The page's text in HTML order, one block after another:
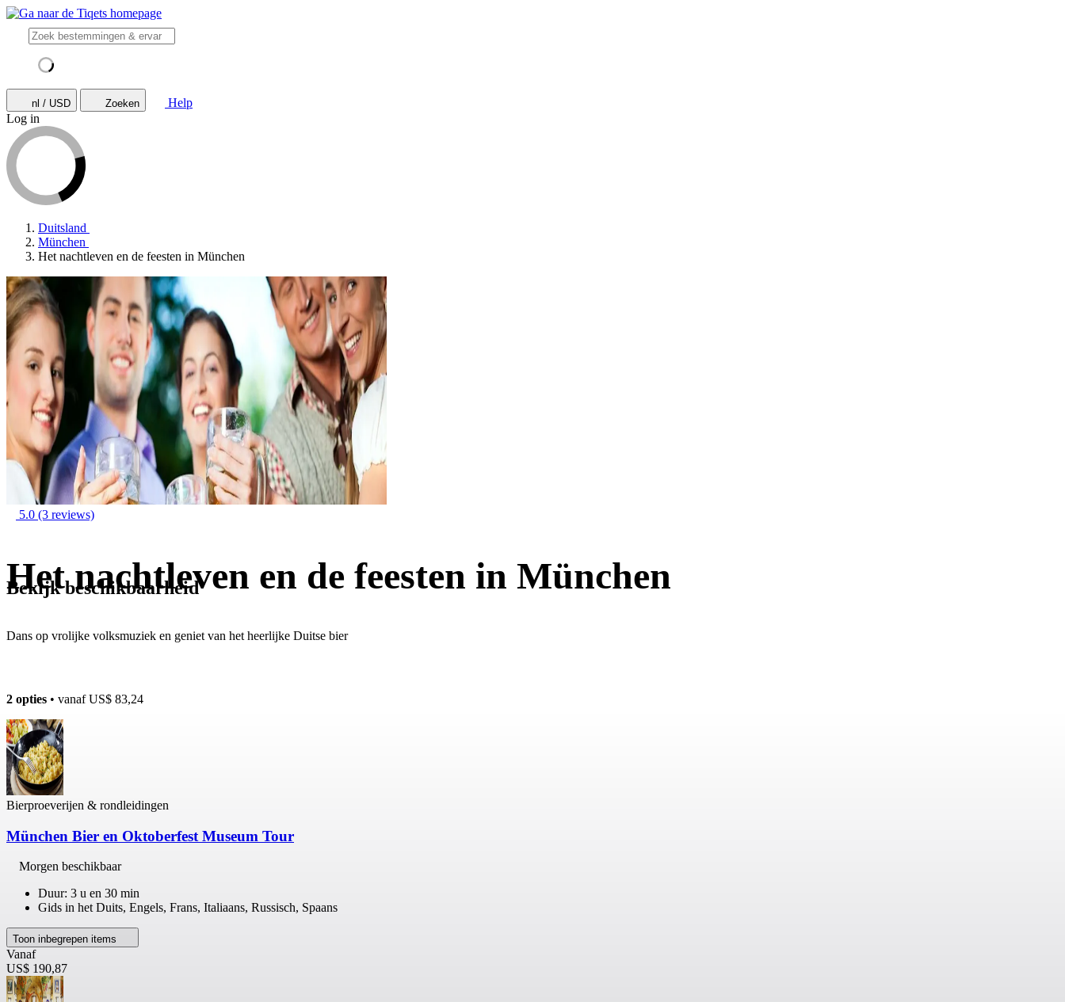
nl / USD Zoeken
Help
Log in
Duitsland
München
Het nachtleven en de feesten in München
5.0 (3 reviews)
Het nachtleven en de feesten in München
Dans op vrolijke volksmuziek en geniet van het heerlijke Duitse bier
Bekijk beschikbaarheid
2 opties • vanafUS$ 83,24
Bierproeverijen & rondleidingen
München Bier en Oktoberfest Museum Tour
Morgen beschikbaar
Duur: 3 u en 30 min
Gids in het Duits, Engels, Frans, Italiaans, Russisch, Spaans
Toon inbegrepen items
Vanaf
US$ 190,87